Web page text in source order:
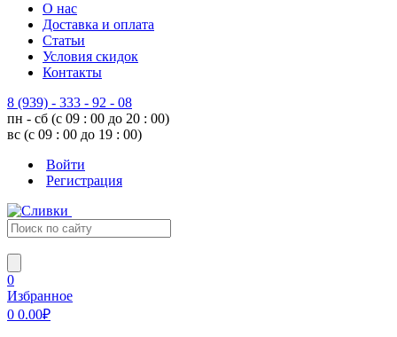
О нас
Доставка и оплата
Статьи
Условия скидок
Контакты
8 (939) - 333 - 92 - 08
пн - сб (с 09 : 00 до 20 : 00)
вс (с 09 : 00 до 19 : 00)
Войти
Регистрация
0
Избранное
0 0.00₽